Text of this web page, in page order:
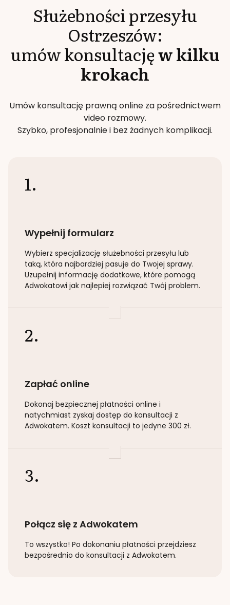
Służebności przesyłu
Ostrzeszów:
umów konsultacjęw kilku
krokach
Umów konsultację prawną online za pośrednictwem
video rozmowy.
Szybko, profesjonalnie i bez żadnych komplikacji.
1.
Wypełnij formularz
Wybierz specjalizację służebności przesyłu lub
taką, która najbardziej pasuje do Twojej sprawy.
Uzupełnij informację dodatkowe, które pomogą
Adwokatowi jak najlepiej rozwiązać Twój problem.
2.
Zapłać online
Dokonaj bezpiecznej płatności online i
natychmiast zyskaj dostęp do konsultacji z
Adwokatem. Koszt konsultacji to jedyne 300 zł.
3.
Połącz się z Adwokatem
To wszystko! Po dokonaniu płatności przejdziesz
bezpośrednio do konsultacji z Adwokatem.